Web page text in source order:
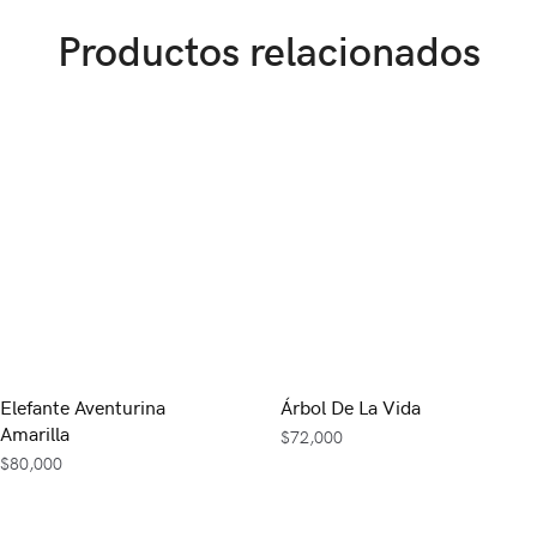
Productos relacionados
Elefante Aventurina
Amarilla
$80,000
Árbol De La Vida
$72,000